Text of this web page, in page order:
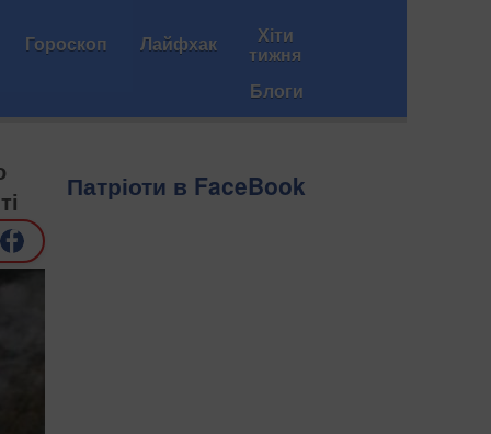
Гороскоп Лайфхак Хіти
тижня
Блоги
Патріоти в FaceBook